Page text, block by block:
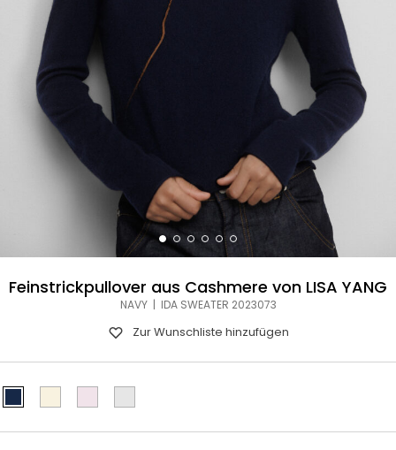
Feinstrickpullover aus Cashmere von LISA YANG
NAVY | IDA SWEATER 2023073
Zur Wunschliste hinzufügen